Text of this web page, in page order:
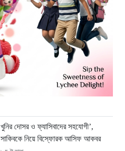
খুনির দোসর ও ফ্যাসিবাদের সহযোগী’,
সাকিবকে নিয়ে বিস্ফোরক আসিফ আকবর